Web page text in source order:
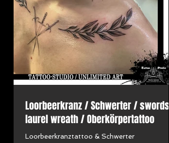
Loorbeerkranz / Schwerter / swords /
laurel wreath / Oberkörpertattoo
Loorbeerkranztattoo & Schwerter